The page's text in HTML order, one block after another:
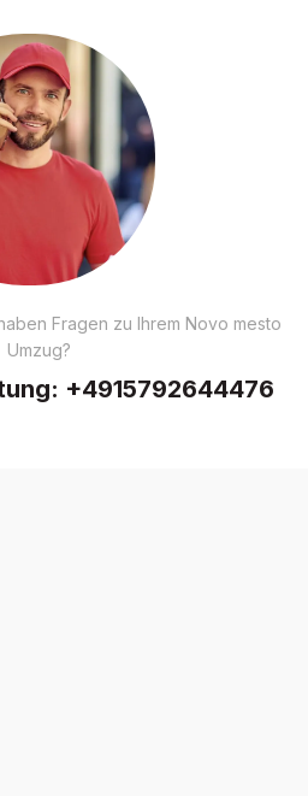
Fragen zu Ihrem Novo mesto
Umzug?
+4915792644476